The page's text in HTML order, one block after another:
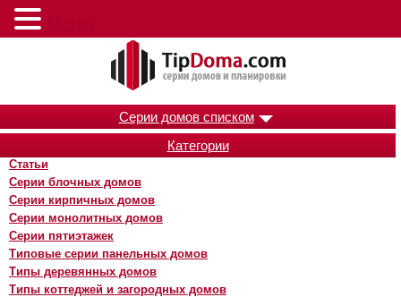
Серии домов списком
Категории
Статьи
Серии блочных домов
Серии кирпичных домов
Серии монолитных домов
Серии пятиэтажек
Типовые серии панельных домов
Типы деревянных домов
Типы коттеджей и загородных домов